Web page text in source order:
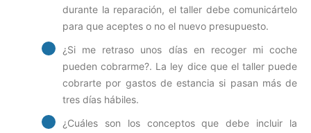
durante la reparación, el taller debe comunicártelo
para que aceptes o no el nuevo presupuesto.
¿Si me retraso unos días en recoger mi coche
pueden cobrarme?. La ley dice que el taller puede
cobrarte por gastos de estancia si pasan más de
tres días hábiles.
¿Cuáles son los conceptos que debe incluir la